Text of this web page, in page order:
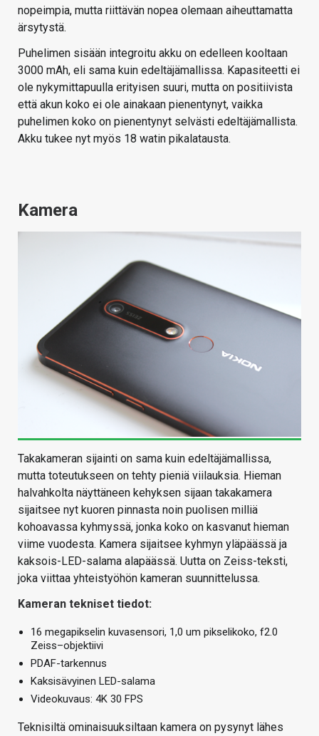
nopeimpia, mutta riittävän nopea olemaan aiheuttamatta
ärsytystä.
Puhelimen sisään integroitu akku on edelleen kooltaan
3000 mAh, eli sama kuin edeltäjämallissa. Kapasiteetti ei
ole nykymittapuulla erityisen suuri, mutta on positiivista
että akun koko ei ole ainakaan pienentynyt, vaikka
puhelimen koko on pienentynyt selvästi edeltäjämallista.
Akku tukee nyt myös 18 watin pikalatausta.
Kamera
Takakameran sijainti on sama kuin edeltäjämallissa,
mutta toteutukseen on tehty pieniä viilauksia. Hieman
halvahkolta näyttäneen kehyksen sijaan takakamera
sijaitsee nyt kuoren pinnasta noin puolisen milliä
kohoavassa kyhmyssä, jonka koko on kasvanut hieman
viime vuodesta. Kamera sijaitsee kyhmyn yläpäässä ja
kaksois-LED-salama alapäässä. Uutta on Zeiss-teksti,
joka viittaa yhteistyöhön kameran suunnittelussa.
Kameran tekniset tiedot:
16 megapikselin kuvasensori, 1,0 um pikselikoko, f2.0
Zeiss–objektiivi
PDAF-tarkennus
Kaksisävyinen LED-salama
Videokuvaus: 4K 30 FPS
Teknisiltä ominaisuuksiltaan kamera on pysynyt lähes